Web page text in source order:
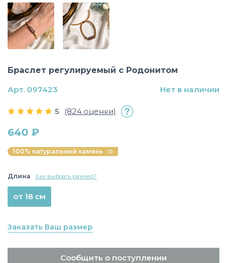
Браслет регулируемый с Родонитом
5 (824 оценки)
640 ₽
100% натуральный камень
Длина Как выбрать размер?
от 18 см
Заказать Ваш размер
Сообщить о поступлении
Арт. 097423 Нет в наличии